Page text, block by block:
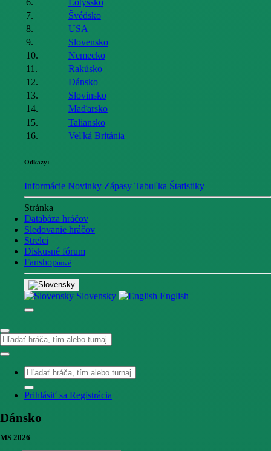
7.
Švédsko
8.
USA
9.
Slovensko
10.
Nemecko
11.
Rakúsko
12.
Dánsko
13.
Slovinsko
14.
Maďarsko
15.
Taliansko
16.
Veľká Británia
Odkazy:
Informácie Novinky Zápasy Tabuľka Štatistiky
Stránka
Databáza hráčov
Sledovanie hráčov
Strelci
Diskusné fórum
Fanshopnové
Slovensky English
Prihlásiť sa Registrácia
Dánsko
MS 2026